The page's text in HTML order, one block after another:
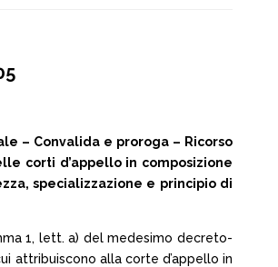
– Convalida e proroga – Ricorso
corti d’appello in composizione
specializzazione e principio di
1, lett. a) del medesimo decreto-
attribuiscono alla corte d’appello in